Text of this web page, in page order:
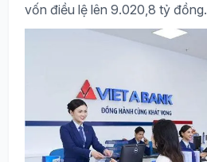
vốn điều lệ lên 9.020,8 tỷ đồng.